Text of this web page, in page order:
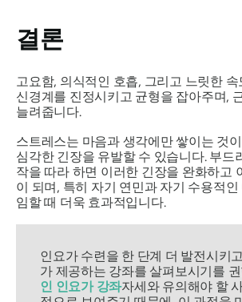
결론
고요함, 의식적인 호흡, 그리고 느릿한
신경계를 진정시키고 균형을 잡아주며,
늘려줍니다.
스트레스는 마음과 생각에만 쌓이는 것
심각한 긴장을 유발할 수 있습니다. 부드
작을 따라 하면 이러한 긴장을 완화하고
이 되며, 특히 자기 연민과 자기 수용적
임할 때 더욱 효과적입니다.
인요가 수련을 한 단계 더 발전시키
가 제공하는 강좌를 살펴보시기를
인 인요가 강좌자세와 유의해야 할